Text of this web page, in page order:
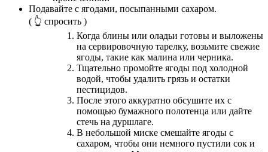
Подавайте с ягодами, посыпанными сахаром.
( 👆 спросить )
Когда блины или оладьи готовы и выложены
на сервировочную тарелку, возьмите свежие
ягоды, такие как малина или черника.
Тщательно промойте ягоды под холодной
водой, чтобы удалить грязь и остатки
пестицидов.
После этого аккуратно обсушите их с
помощью бумажного полотенца или дайте
стечь на дуршлаге.
В небольшой миске смешайте ягоды с
сахаром, чтобы они немного пустили сок и